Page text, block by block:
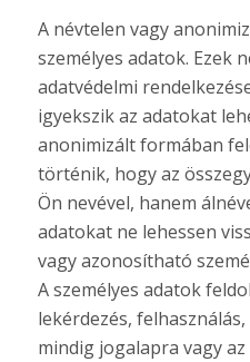
A névtelen vagy
személyes adatok. Ezek
adatvédelmi
igyekszik az adatokat
anonimizált formában
történik, hogy az
Ön nevével, hanem
adatokat ne lehessen
vagy azonosítható
A személyes adatok
lekérdezés,
mindig jogalapra vagy